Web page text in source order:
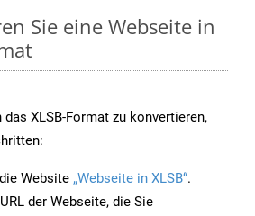
Sie eine Webseite in
XLSB-Format zu konvertieren,
Website „Webseite in XLSB“.
der Webseite, die Sie